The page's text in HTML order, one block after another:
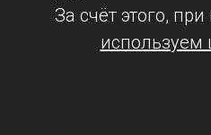
За счёт этого,
используем